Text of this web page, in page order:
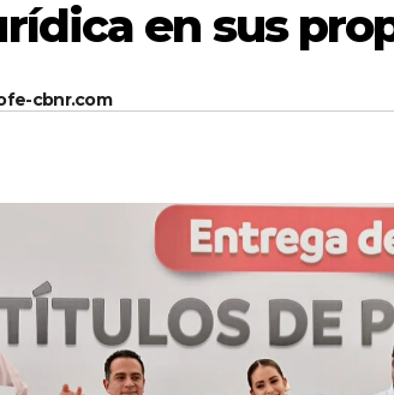
en sus
cbnr.com